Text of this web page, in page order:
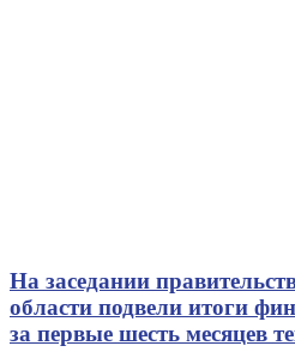
На заседании
области подвели итоги
за первые шесть месяцев